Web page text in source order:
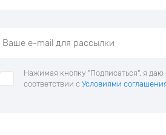
Нажимая кнопку "Подписаться", я
соответствии с Условиями